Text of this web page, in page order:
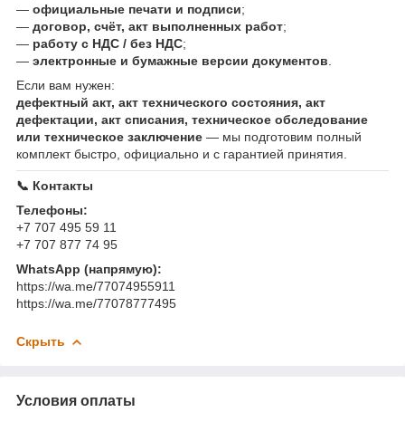
— официальные печати и подписи;
— договор, счёт, акт выполненных работ;
— работу с НДС / без НДС;
— электронные и бумажные версии документов
Если вам нужен:
дефектный акт, акт технического состояния, акт
дефектации, акт списания, техническое обследование
или техническое заключение — мы подготовим полный
комплект быстро, официально и с гарантией принятия.
📞 Контакты
Телефоны:
+7 707 495 59 11
+7 707 877 74 95
WhatsApp (напрямую):
https://wa.me/77074955911
https://wa.me/77078777495
Скрыть
Условия оплаты